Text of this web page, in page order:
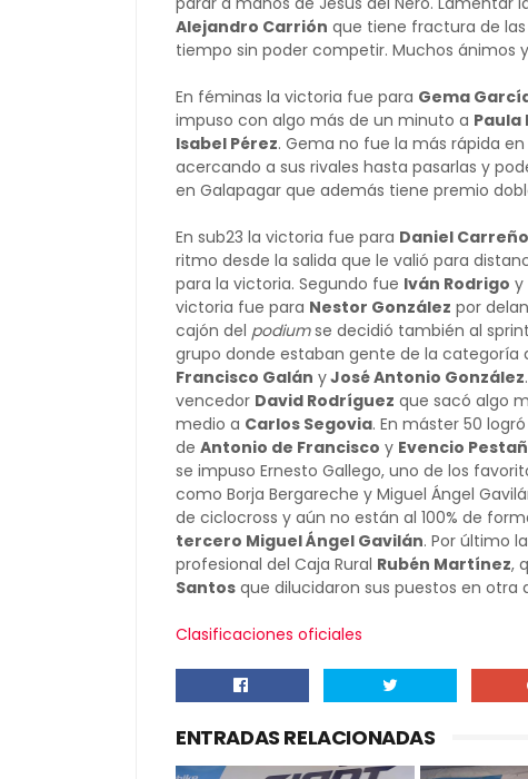
Alejandro Carrión que tiene fractura de
tiempo sin poder competir. Muchos ánimos
En féminas la victoria fue para Gema
impuso con algo más de un minuto a Paula
Isabel Pérez. Gema no fue la más rápida
acercando a sus rivales hasta pasarlas y
en Galapagar que además tiene premio
En sub23 la victoria fue para Daniel Carreño
ritmo desde la salida que le valió para
para la victoria. Segundo fue Iván Rodrigo y
victoria fue para Nestor González por
cajón del podiumse decidió también al
grupo donde estaban gente de la categoría
Francisco Galán yJosé Antonio González
vencedor David Rodríguez que sacó algo
medio a Carlos Segovia. En máster 50
de Antonio de Francisco y Evencio
se impuso Ernesto Gallego, uno de los
como Borja Bergareche y Miguel Ángel
de ciclocross y aún no están al 100% de
tercero Miguel Ángel Gavilán. Por último
profesional del Caja Rural Rubén Martínez,
Santos que dilucidaron sus puestos en otra
Clasificaciones oficiales
ENTRADAS RELACIONADAS